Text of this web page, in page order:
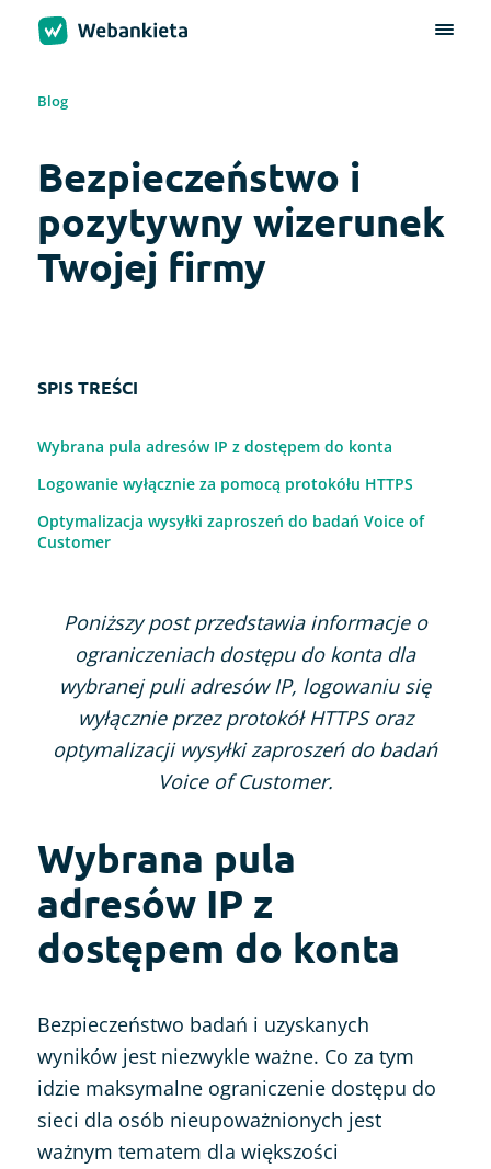
Blog
Bezpieczeństwo i
pozytywny wizerunek
Twojej firmy
SPIS TREŚCI
Wybrana pula adresów IP z dostępem do konta
Logowanie wyłącznie za pomocą protokółu HTTPS
Optymalizacja wysyłki zaproszeń do badań Voice of
Customer
Poniższy post przedstawia informacje o
ograniczeniach dostępu do konta dla
wybranej puli adresów IP, logowaniu się
wyłącznie przez protokół HTTPS oraz
optymalizacji wysyłki zaproszeń do badań
Voice of Customer.
Wybrana pula
adresów IP z
dostępem do konta
Bezpieczeństwo badań i uzyskanych
wyników jest niezwykle ważne. Co za tym
idzie maksymalne ograniczenie dostępu do
sieci dla osób nieupoważnionych jest
ważnym tematem dla większości